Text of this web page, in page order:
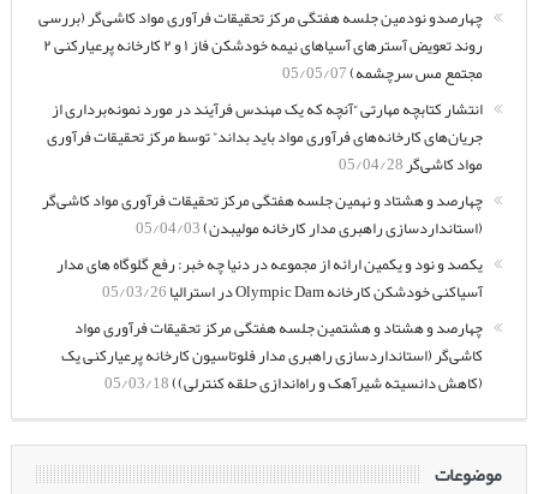
چهارصدو نودمین جلسه هفتگی مرکز تحقیقات فرآوری مواد کاشی‌گر (بررسی
روند تعویض آسترهای آسیاهای نیمه خودشکن فاز ۱ و ۲ کارخانه پرعیارکنی ۲
مجتمع مس سرچشمه)05/05/07
انتشار کتابچه مهارتی “آنچه که یک مهندس فرآیند در مورد نمونه‌برداری از
جریان‌های کارخانه‌های فرآوری مواد باید بداند” توسط مرکز تحقیقات فرآوری
مواد کاشی‌گر05/04/28
چهارصد و هشتاد و نهمین جلسه هفتگی مرکز تحقیقات فرآوری مواد کاشی‌گر
(استانداردسازی راهبری مدار کارخانه مولیبدن)05/04/03
یکصد و نود و یکمین ارائه از مجموعه در دنیا چه خبر: رفع گلوگاه های مدار
آسیاکنی خودشکن کارخانه Olympic Dam در استرالیا
05/03/26
چهارصد و هشتاد و هشتمین جلسه هفتگی مرکز تحقیقات فرآوری مواد
کاشی‌گر (استانداردسازی راهبری مدار فلوتاسیون کارخانه پرعیارکنی یک
(کاهش دانسیته شیرآهک و راه‌اندازی حلقه کنترلی))05/03/18
موضوعات